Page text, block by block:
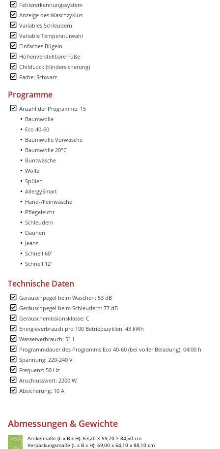
Fehlererkennungssystem
Anzeige des Waschzyklus
Variables Schleudern
Variable Temperaturwahl
Einfaches Bügeln
Höhenverstellbare Füße
ChildLock (Kindersicherung)
Farbe: Schwarz
Programme
Anzahl der Programme: 15
Baumwolle
Eco 40-60
Baumwolle Vorwäsche
Baumwolle 20°C
Buntwäsche
Wolle
Spülen
AllergySmart
Hand-/Feinwäsche
Pflegeleicht
Schleudern
Daunen
Jeans
Schnell 60'
Schnell 12'
Technische Daten
Geräuschpegel beim Waschen: 53 dB
Geräuschpegel beim Schleudern: 77 dB
Geräuschemissionsklasse: C
Energieverbrauch pro 100 Betriebszyklen: 43 kWh
Wasserverbrauch: 51 l
Programmdauer des Programms Eco 40-60 (bei voller Beladung): 04:00 h
Spannung: 220-240 V
Frequenz: 50 Hz
Anschlusswert: 2200 W
Absicherung: 10 A
Abmessungen & Gewichte
Artikelmaße (L x B x H): 63,20 × 59,70 × 84,50 cm
Verpackungsmaße (L x B x H): 69,00 x 64,10 x 88,10 cm